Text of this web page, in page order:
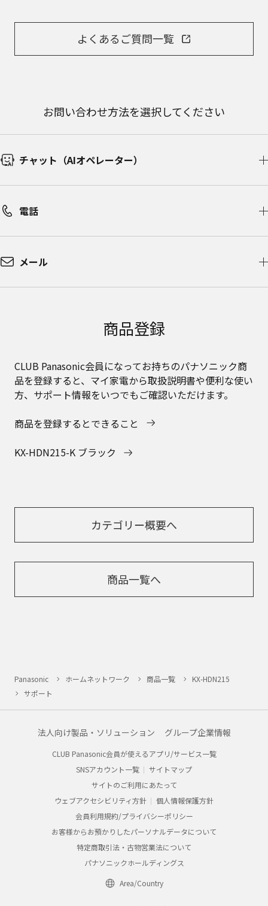
よくあるご質問一覧
お問い合わせ方法を選択してください
チャット（AIオペレーター）​
電話
メール
商品登録
CLUB Panasonic会員になってお持ちのパナソニック商
品を登録すると、マイ家電から取扱説明書や便利な使い
方、サポート情報をいつでもご確認いただけます。
商品を登録するとできること
KX-HDN215-K ブラック
カテゴリー概要へ
商品一覧へ
Panasonic ホームネットワーク 商品一覧
KX-HDN215
サポート
法人向け製品・ソリューション グループ企業情報
CLUB Panasonic会員が使えるアプリ/サービス一覧
SNSアカウント一覧
サイトマップ
サイトのご利用にあたって
ウェブアクセシビリティ方針
個人情報保護方針
会員利用規約/プライバシーポリシー
お客様からお預かりしたパーソナルデータについて
特定商取引法・古物営業法について
パナソニックホールディングス
Area/Country